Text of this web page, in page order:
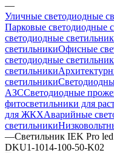
—
Уличные светодиодные
Парковые светодиодные
светодиодные
светильникиОфисные
светодиодные
светильники
светильники
АЗССветодиодные
фитосветильники для
для ЖКХАварийные
светильники
—Светильник IEK Pro
DKU1-1014-100-50-K02